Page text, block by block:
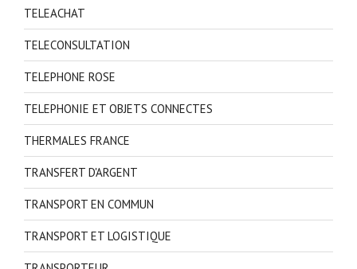
TELEACHAT
TELECONSULTATION
TELEPHONE ROSE
TELEPHONIE ET OBJETS CONNECTES
THERMALES FRANCE
TRANSFERT D'ARGENT
TRANSPORT EN COMMUN
TRANSPORT ET LOGISTIQUE